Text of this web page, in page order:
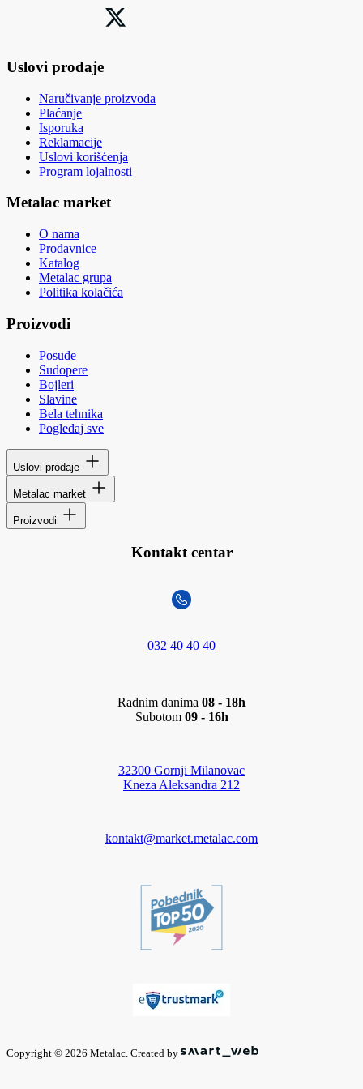
Uslovi prodaje
Naručivanje proizvoda
Plaćanje
Isporuka
Reklamacije
Uslovi korišćenja
Program lojalnosti
Metalac market
O nama
Prodavnice
Katalog
Metalac grupa
Politika kolačića
Proizvodi
Posuđe
Sudopere
Bojleri
Slavine
Bela tehnika
Pogledaj sve
Uslovi prodaje
Metalac market
Proizvodi
Kontakt centar
032 40 40 40
Radnim danima 08 - 18h
Subotom 09 - 16h
32300 Gornji Milanovac
Kneza Aleksandra 212
kontakt@market.metalac.com
Copyright © 2026 Metalac. Created by